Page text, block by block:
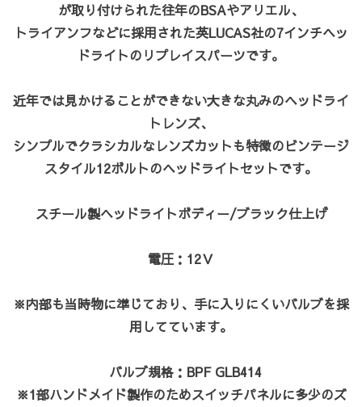
お買い物を続ける カートへ進む
が取り付けられた往年のBSAやアリエル、
トライアンフなどに採用された英LUCAS社の7インチヘッ
ドライトのリプレイスパーツです。
近年では見かけることができない大きな丸みのヘッドライ
トレンズ、
シンプルでクラシカルなレンズカットも特徴のビンテージ
スタイル12ボルトのヘッドライトセットです。
スチール製ヘッドライトボディー/ブラック仕上げ
電圧：12Ｖ
※内部も当時物に準じており、手に入りにくいバルブを採
用してています。
バルブ規格：BPF GLB414
※1部ハンドメイド製作のためスイッチパネルに多少のズ